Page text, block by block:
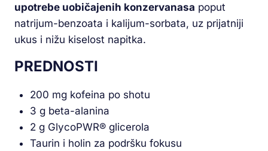
upotrebe uobičajenih konzervanasa poput
natrijum-benzoata i kalijum-sorbata, uz prijatniji
ukus i nižu kiselost napitka.
PREDNOSTI
200 mg kofeina po shotu
3 g beta-alanina
2 g GlycoPWR® glicerola
Taurin i holin za podršku fokusu